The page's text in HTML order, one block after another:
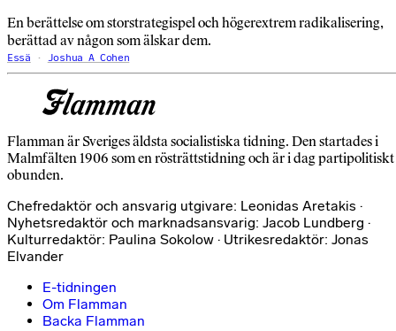
En berättelse om storstrategispel och högerextrem radikalisering,
berättad av någon som älskar dem.
Essä Joshua A Cohen
Flamman är Sveriges äldsta socialistiska tidning. Den startades i
Malmfälten 1906 som en rösträttstidning och är i dag partipolitiskt
obunden.
Chefredaktör och ansvarig utgivare: Leonidas Aretakis ·
Nyhetsredaktör och marknadsansvarig: Jacob Lundberg ·
Kulturredaktör: Paulina Sokolow · Utrikesredaktör: Jonas
Elvander
E-tidningen
Om Flamman
Backa Flamman